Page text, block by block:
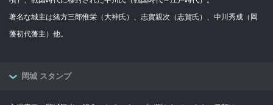
著名な城主は緒方三郎惟栄（大神氏）、志賀親次（志賀氏）、中川秀成（岡
藩初代藩主）他。
岡城 スタンプ